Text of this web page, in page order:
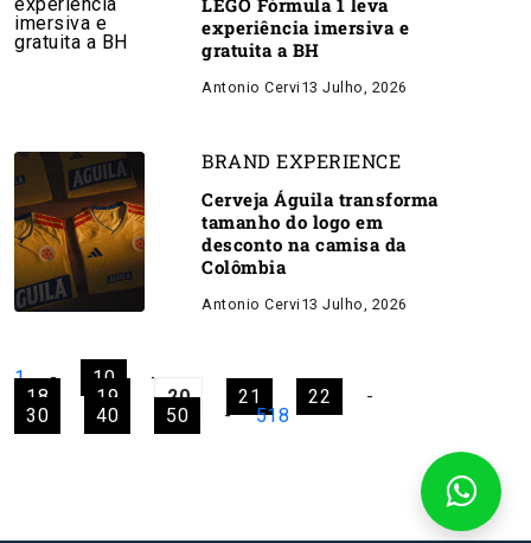
LEGO Fórmula 1 leva
experiência imersiva e
gratuita a BH
Antonio Cervi 13 Julho, 2026
BRAND EXPERIENCE
Cerveja Águila transforma
tamanho do logo em
desconto na camisa da
Colômbia
Antonio Cervi 13 Julho, 2026
1 - 10
-
18
19 20 21 22
-
30
40 50 - 518